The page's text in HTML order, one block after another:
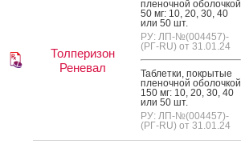
Толперизон
Реневал
пле­ноч­ной обо­лоч­кой
50 мг: 10, 20, 30, 40
или 50 шт.
РУ: ЛП-№(004457)-
(РГ-RU) от 31.01.24
Таб­летки, пок­ры­тые
пле­ноч­ной обо­лоч­кой
150 мг: 10, 20, 30, 40
или 50 шт.
РУ: ЛП-№(004457)-
(РГ-RU) от 31.01.24